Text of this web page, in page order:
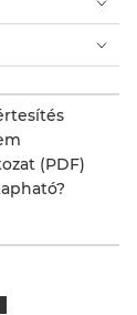
(PDF)